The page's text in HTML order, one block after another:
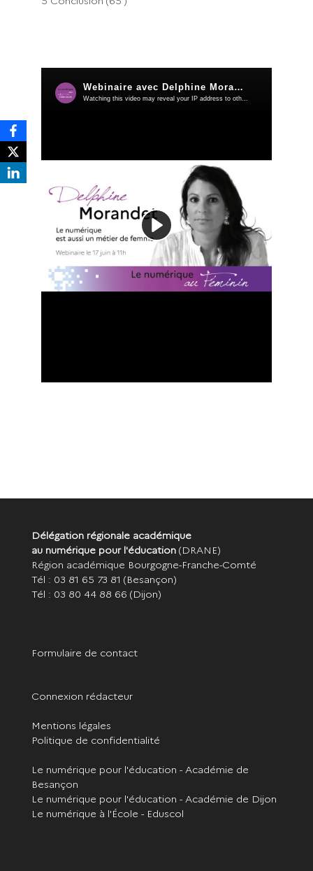
Délégation régionale académique
au numérique pour l'éducation(DRANE)
Région académique Bourgogne-Franche-Comté
Tél : 03 81 65 73 81 (Besançon)
Tél : 03 80 44 88 66 (Dijon)
Formulaire de contact
Connexion rédacteur
Mentions légales
Politique de confidentialité
Le numérique pour l'éducation - Académie de
Besançon
Le numérique pour l'éducation - Académie de Dijon
Le numérique à l'École - Eduscol